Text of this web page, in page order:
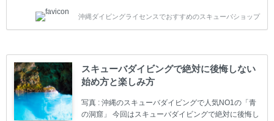
す。 ダイビングのライセンスカードはダイビングの教
育機関もしくは指導団体が発行しています。教育機関
ダイバーの育成・指導や安全管理、環境保全などの活
動をしています。 ダイビングライセンスの種類はエン
トリーレベルのライセンスからプロレベルのライセン
スまでランク分けされています。各教育機関(指導団
体)によってライセンスカードの名称、トレーニング内
容に違いがありま...
沖縄ダイビングライセンスでおすすめのスキューバショップ
スキューバダイビングで絶対に後悔しない
始め方と楽しみ方
写真 : 沖縄のスキューバダイビングで人気NO1の「青
の洞窟」 今回はスキューバダイビングで絶対に後悔し